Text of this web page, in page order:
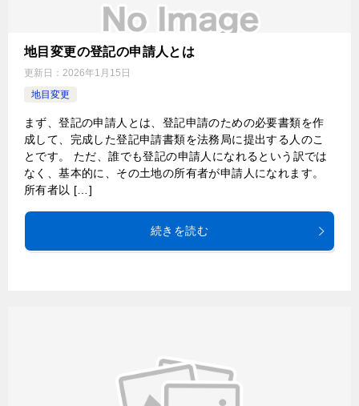
地目変更の登記の申請人とは
更新日： 2026年1月15日
地目変更
まず、登記の申請人とは、登記申請のための必要書類を作
成して、完成した登記申請書類を法務局に提出する人のこ
とです。 ただ、誰でも登記の申請人になれるという訳では
なく、基本的に、その土地の所有者が申請人になれます。
所有者以 […]
続きを読む